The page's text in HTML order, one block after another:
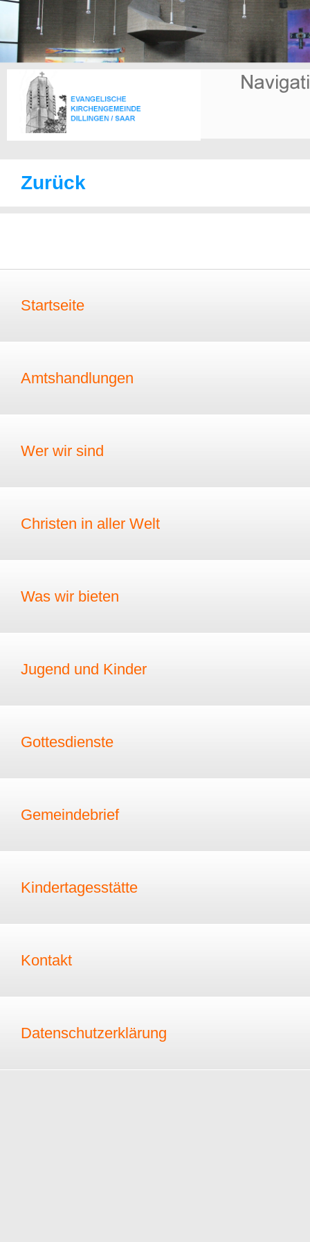
Zurück
Startseite
Amtshandlungen
Wer wir sind
Christen in aller Welt
Was wir bieten
Jugend und Kinder
Gottesdienste
Gemeindebrief
Kindertagesstätte
Kontakt
Datenschutzerklärung